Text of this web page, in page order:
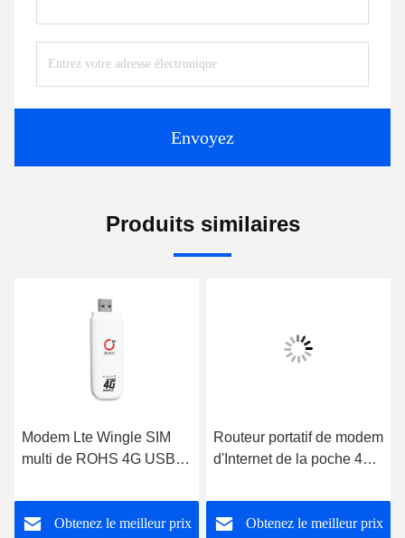
Envoyez
Produits similaires
Modem Lte Wingle SIM
multi de ROHS 4G USB
Obtenez le meilleur prix
Routeur portatif de modem
d'Internet de la poche 4G
pour le Smart Devices
Obtenez le meilleur prix